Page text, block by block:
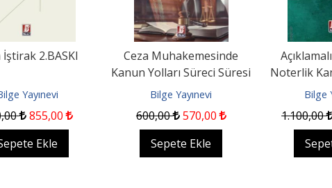
İştirak 2.BASKI
Yayınevi
,00 855,00
Ekle
Ceza Muhakemesinde
Kanun Yolları Süreci Süresi
Ve Yöntemleri
Bilge Yayınevi
600,00 570,00
Sepete Ekle
Noterlik
Bilge
1.100,00